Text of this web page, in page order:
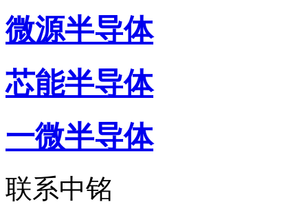
微源半导体
芯能半导体
一微半导体
联系中铭